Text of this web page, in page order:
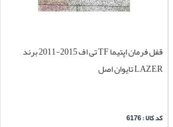
قفل فرمان اپتیما TF تی اف 2015-2011 برند
LAZER تایوان اصل
کد کالا : 6176